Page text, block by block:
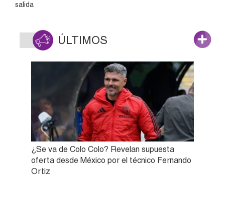
salida
ÚLTIMOS
¿Se va de Colo Colo? Revelan supuesta
oferta desde México por el técnico Fernando
Ortiz